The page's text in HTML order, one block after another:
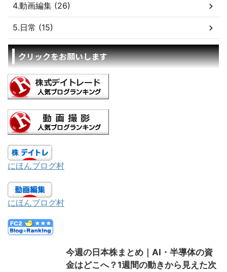
4.動画編集 (26)
5.日常 (15)
クリックをお願いします
にほんブログ村
にほんブログ村
今週の日本株まとめ｜AI・半導体の資
金はどこへ？1週間の動きから見えた次